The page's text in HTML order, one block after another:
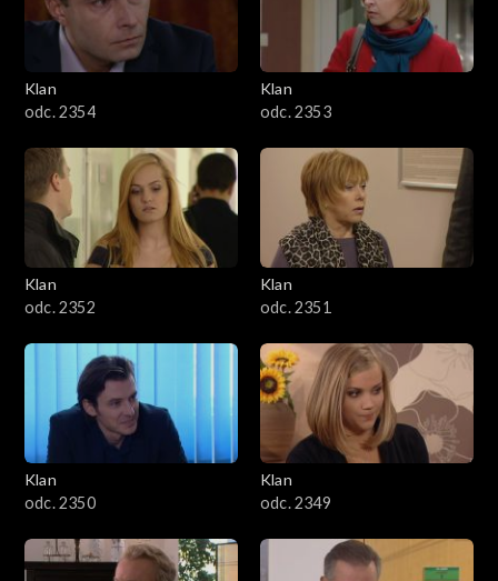
Klan
odc. 2354
Klan
odc. 2353
Klan
odc. 2352
Klan
odc. 2351
Klan
odc. 2350
Klan
odc. 2349